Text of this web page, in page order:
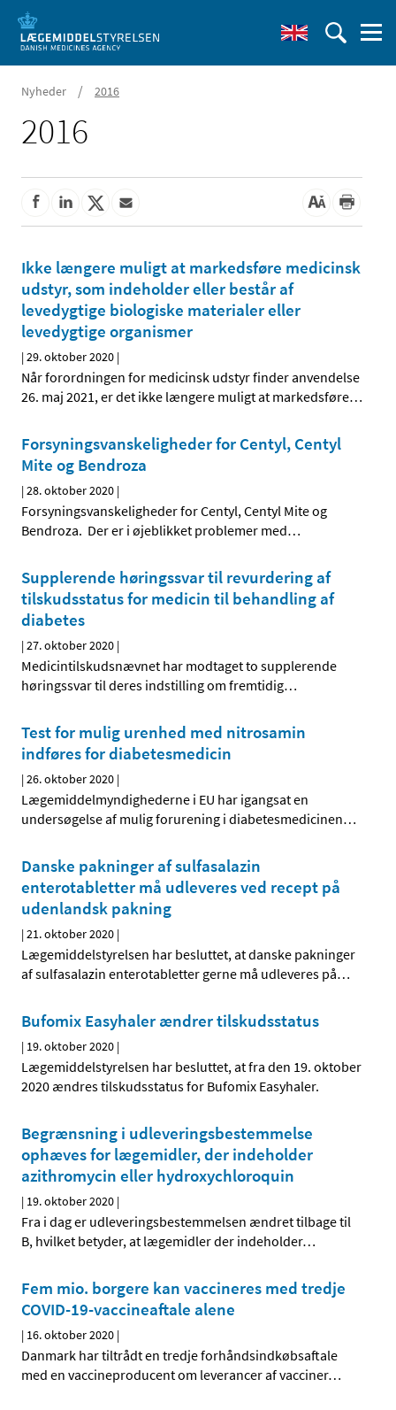
Nyheder / 2016
2016
Ikke længere muligt at markedsføre medicinsk
udstyr, som indeholder eller består af
levedygtige biologiske materialer eller
levedygtige organismer
|29. oktober 2020 |
Når forordningen for medicinsk udstyr finder anvendelse
26. maj 2021, er det ikke længere muligt at markedsføre…
Forsyningsvanskeligheder for Centyl, Centyl
Mite og Bendroza
|28. oktober 2020 |
Forsyningsvanskeligheder for Centyl, Centyl Mite og
Bendroza. Der er i øjeblikket problemer med…
Supplerende høringssvar til revurdering af
tilskudsstatus for medicin til behandling af
diabetes
|27. oktober 2020 |
Medicintilskudsnævnet har modtaget to supplerende
høringssvar til deres indstilling om fremtidig…
Test for mulig urenhed med nitrosamin
indføres for diabetesmedicin
|26. oktober 2020 |
Lægemiddelmyndighederne i EU har igangsat en
undersøgelse af mulig forurening i diabetesmedicinen…
Danske pakninger af sulfasalazin
enterotabletter må udleveres ved recept på
udenlandsk pakning
|21. oktober 2020 |
Lægemiddelstyrelsen har besluttet, at danske pakninger
af sulfasalazin enterotabletter gerne må udleveres på…
Bufomix Easyhaler ændrer tilskudsstatus
| 19. oktober 2020 |
Lægemiddelstyrelsen har besluttet, at fra den 19. oktober
2020 ændres tilskudsstatus for Bufomix Easyhaler.
Begrænsning i udleveringsbestemmelse
ophæves for lægemidler, der indeholder
azithromycin eller hydroxychloroquin
| 19. oktober 2020 |
Fra i dag er udleveringsbestemmelsen ændret tilbage til
B, hvilket betyder, at lægemidler der indeholder…
Fem mio. borgere kan vaccineres med tredje
COVID-19-vaccineaftale alene
| 16. oktober 2020 |
Danmark har tiltrådt en tredje forhåndsindkøbsaftale
med en vaccineproducent om leverancer af vacciner…